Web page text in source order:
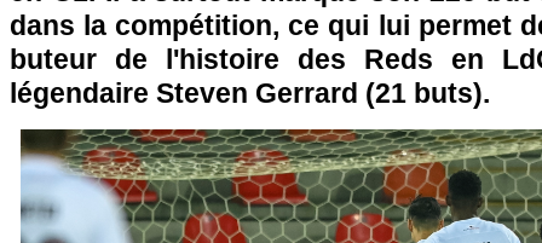
dans la compétition, ce qui lui permet
buteur de l'histoire des Reds en
légendaire Steven Gerrard (21 buts).